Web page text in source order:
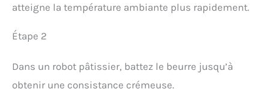
atteigne la température ambiante plus rapidement.
Étape 2
Dans un robot pâtissier, battez le beurre jusqu’à
obtenir une consistance crémeuse.